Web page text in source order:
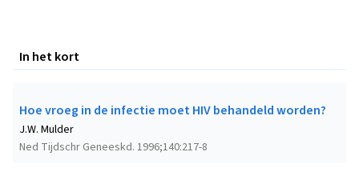
In het kort
Hoe vroeg in de infectie moet HIV behandeld worden?
Ned Tijdschr Geneeskd. 1996;140:217-8
J.W. Mulder